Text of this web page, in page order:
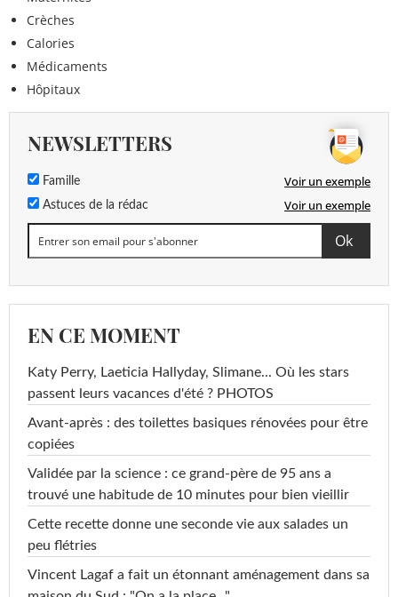
Crèches
Calories
Médicaments
Hôpitaux
NEWSLETTERS
Famille Voir un exemple
Astuces de la rédac Voir un exemple
EN CE MOMENT
Katy Perry, Laeticia Hallyday, Slimane... Où les stars
passent leurs vacances d'été ? PHOTOS
Avant-après : des toilettes basiques rénovées pour être
copiées
Validée par la science : ce grand-père de 95 ans a
trouvé une habitude de 10 minutes pour bien vieillir
Cette recette donne une seconde vie aux salades un
peu flétries
Vincent Lagaf a fait un étonnant aménagement dans sa